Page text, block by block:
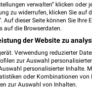
& Öffnungszeiten für
& Öffnungszeiten für Trier
verwalten“ klicken
zu widerrufen, klicken Sie auf
Auf dieser Seite können Sie
auf die Browserdaten.
der Website zu
Verwendung reduzierter
zur Auswahl
personalisierter Inhalte.
oder Kombinationen von
zur Auswahl von Inhalten.